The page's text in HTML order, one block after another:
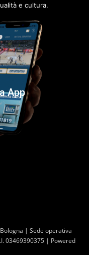
e cultura.
App
| Sede operativa
03469390375 | Powered